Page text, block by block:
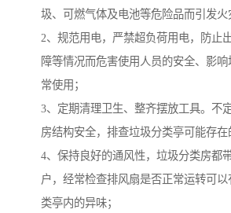
圾、可燃气体及电池等危险品而引发火
2、规范用电，严禁超负荷用电，防止
障等情况而危害使用人员的安全、影
常使用；
3、定期清理卫生、整齐摆放工具。不
房结构安全，排查垃圾分类亭可能存在
4、保持良好的通风性，垃圾分类房都
户，经常检查排风扇是否正常运转可
类亭内的异味；